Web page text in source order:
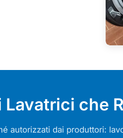
Lavatrici che
autorizzati dai produttori: